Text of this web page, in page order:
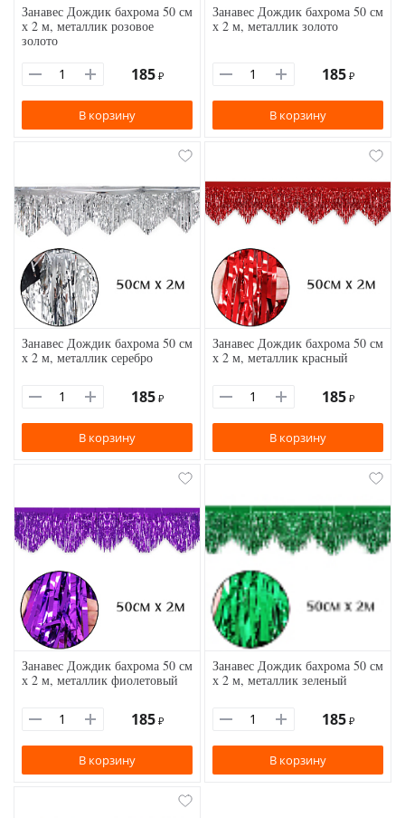
Занавес Дождик бахрома 50 см
х 2 м, металлик розовое
золото
185 ₽
В корзину
Занавес Дождик бахрома 50 см
х 2 м, металлик золото
185 ₽
В корзину
Занавес Дождик бахрома 50 см
х 2 м, металлик серебро
185 ₽
В корзину
Занавес Дождик бахрома 50 см
х 2 м, металлик красный
185 ₽
В корзину
Занавес Дождик бахрома 50 см
х 2 м, металлик фиолетовый
185 ₽
В корзину
Занавес Дождик бахрома 50 см
х 2 м, металлик зеленый
185 ₽
В корзину